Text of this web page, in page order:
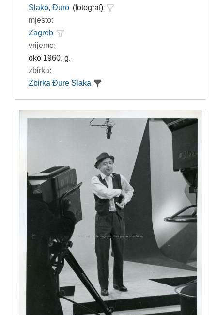
Slako, Đuro (fotograf)
mjesto:
Zagreb
vrijeme:
oko 1960. g.
zbirka:
Zbirka Đure Slaka